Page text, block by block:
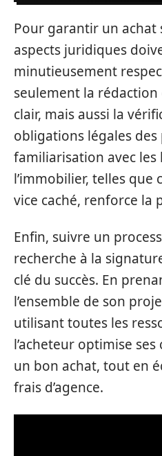
Pour garantir un achat
aspects juridiques
minutieusement
seulement la rédaction
clair, mais aussi la
obligations légales des
familiarisation avec les
l’immobilier, telles que
vice caché, renforce la
Enfin, suivre un
recherche à la
clé du succès. En
l’ensemble de son
utilisant toutes les
l’acheteur optimise ses
un bon achat, tout en
frais d’agence.